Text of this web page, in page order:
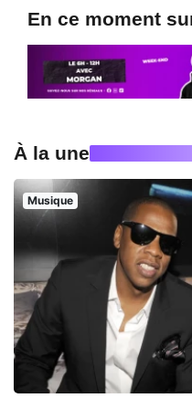
En ce moment
À la une
Musique